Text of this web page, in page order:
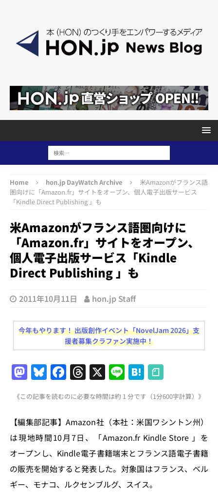
Home hon.jp DayWatch Archive
米Amazonがフランス語
圏向けに「Amazon.fr」サイトをオープン、個人電子出版サービス
「Kindle Direct Publishing 」も
米Amazonがフランス語圏向けに
「Amazon.fr」サイトをオープン、
個人電子出版サービス「Kindle
Direct Publishing 」も
2011年10月11日 hon.jp Staff
今年もやります！ 出版創作イベント「NovelJam 2026」支
援者募集クラファン実施中！
M
a
st
o
d
o
n
Bl
u
e
s
k
y
F
a
c
e
b
o
o
k
T
h
re
a
d
s
X Li
n
e
H
at
e
n
a
《この記事を読むのに必要な時間は約 1 分です（1分600字計算）》
【編集部記事】Amazon社（本社：米国ワシントン州）
は現地時間10月7日、「Amazon.fr Kindle Store 」を
オープンし、Kindle電子書籍端末とフランス語電子書籍
の販売を開始すると発表した。対象国はフランス、ベル
ギー、モナコ、ルクセンブルグ、スイス。